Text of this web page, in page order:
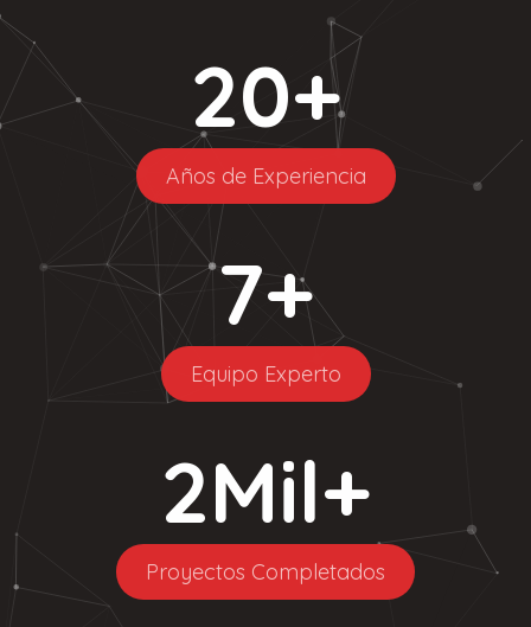
20+
Años de Experiencia
7+
Equipo Experto
2Mil+
Proyectos Completados